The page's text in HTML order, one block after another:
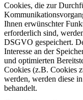
Cookies, die zur
Ihnen erwünschter
erforderlich sind,
DSGVO gespeichert.
Interesse an der
und optimierten
Cookies (z.B. Cookies
werden, werden diese
behandelt.